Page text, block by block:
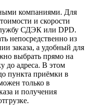
компаниями. Для
и скорости
СДЭК или DPD.
непосредственно из
заказа, а удобный для
выбрать прямо на
до адреса. В этом
пункта приёмки в
только в
и получения